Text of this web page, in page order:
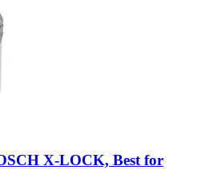
X-LOCK, Best for